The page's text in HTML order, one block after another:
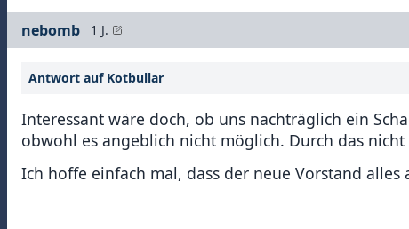
nebomb 1 J.
Antwort auf Kotbullar
Interessant wäre doch, ob uns nachträglich ein
obwohl es angeblich nicht möglich. Durch das
Ich hoffe einfach mal, dass der neue Vorstand